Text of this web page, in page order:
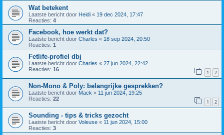
Wat betekent
Laatste bericht door Heidi « 19 dec 2024, 17:47
Reacties: 4
Facebook, hoe werkt dat?
Laatste bericht door Charles « 18 sep 2024, 20:50
Reacties: 1
Fetlife-profiel dbj
Laatste bericht door Charles « 27 jun 2024, 22:42
Reacties: 16 1 2
Non-Mono & Poly: belangrijke gesprekken?
Laatste bericht door Mack « 11 jun 2024, 19:25
Reacties: 22 1 2
Sounding - tips & tricks gezocht
Laatste bericht door Voleuse « 11 jun 2024, 15:00
Reacties: 3